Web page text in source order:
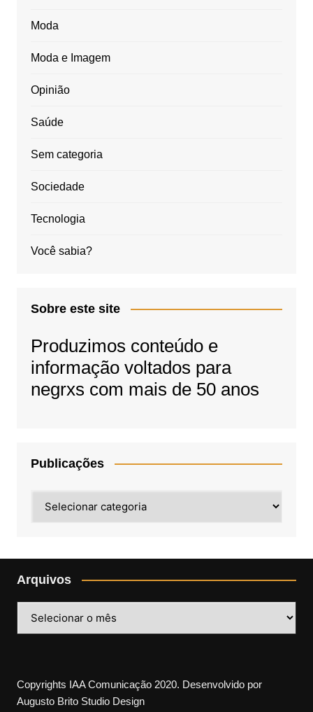
Moda
Moda e Imagem
Opinião
Saúde
Sem categoria
Sociedade
Tecnologia
Você sabia?
Sobre este site
Produzimos conteúdo e
informação voltados para
negrxs com mais de 50 anos
Publicações
Arquivos
Copyrights IAA Comunicação 2020. Desenvolvido por
Augusto Brito Studio Design